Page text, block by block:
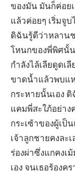
ของมัน มันก็ค่อย
แล้วค่อยๆ เริ่มจู
ดิฉันรู้ดีว่าหลานช
โหนกของพี่พิศนั้น
กำลังไล้เลียดูดเ
ขาดน้ำแล้วพบแ
กระหายนั้นเอง
แคมพี่สะใภ้อย่าง
กระเซ้าของผู้เป็
เจ้าลูกชายคงละ
ร่องผ่าซึ่งแกคง
เอง จนเธอร้อง